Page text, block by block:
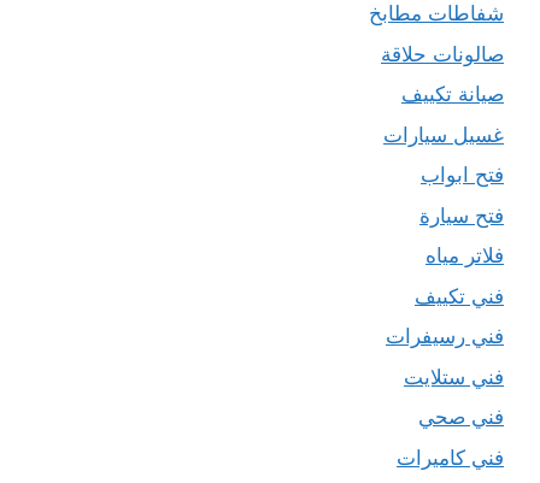
شفاطات مطابخ
صالونات حلاقة
صيانة تكييف
غسيل سيارات
فتح ابواب
فتح سيارة
فلاتر مياه
فني تكييف
فني رسيفرات
فني ستلايت
فني صحي
فني كاميرات